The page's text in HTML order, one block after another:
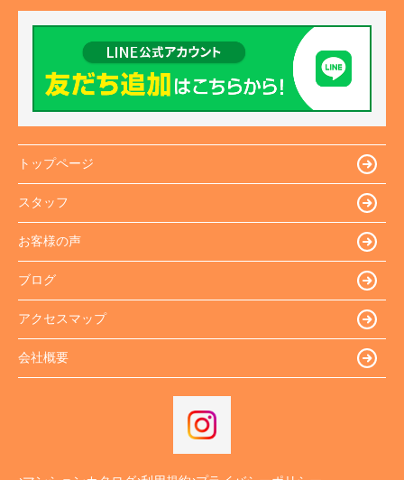
トップページ
スタッフ
お客様の声
ブログ
アクセスマップ
会社概要